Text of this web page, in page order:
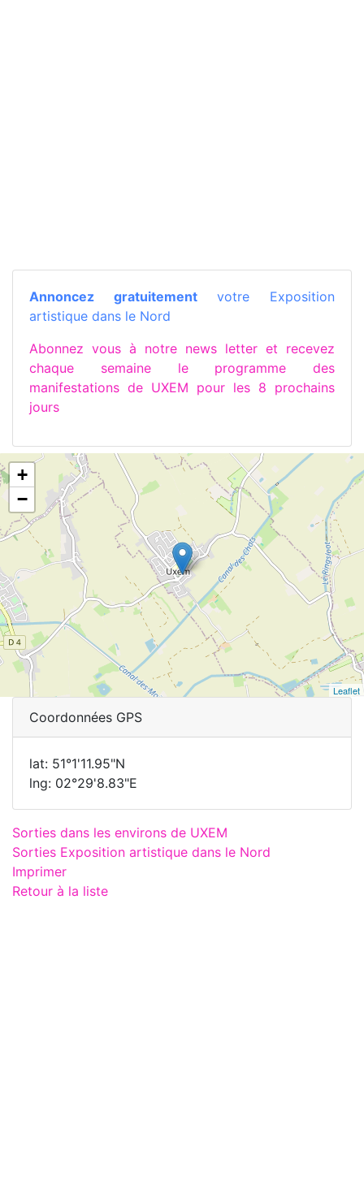
Annoncez gratuitementvotre Exposition
artistique dans le Nord
Abonnez vous à notre news letter et recevez
chaque semaine le programme des
manifestations de UXEM pour les 8 prochains
jours
+
−
Leaflet
Coordonnées GPS
lat: 51°1'11.95"N
lng: 02°29'8.83"E
Sorties dans les environs de UXEM
Sorties Exposition artistique dans le Nord
Imprimer
Retour à la liste